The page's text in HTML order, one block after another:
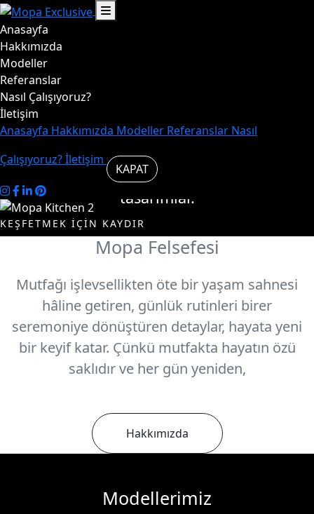
Anasayfa
Hakkımızda
Modeller
Referanslar
Nasıl Çalışıyoruz?
İletişim
Anasayfa Hakkımızda Modeller Referanslar Nasıl
Çalışıyoruz?İletişim
KAPAT
mutfakta
başlar.
Mutfakta şık ve özgün
tasarımlar.
Modelleri
İncele
Kimiz
KEŞFETMEK İÇİN KAYDIR
Mopa Felsefesi
Mutfağı işlevsellikten öte bir yaşam sahnesi
hâline getiren, günlük rutinleri birer
seremoniye dönüştüren detaylar, hayata yeni
bir keyif katar. Çünkü mutfakta hayatın özü
saklıdır ve her gün yeniden,
Hakkımızda
Modellerimiz